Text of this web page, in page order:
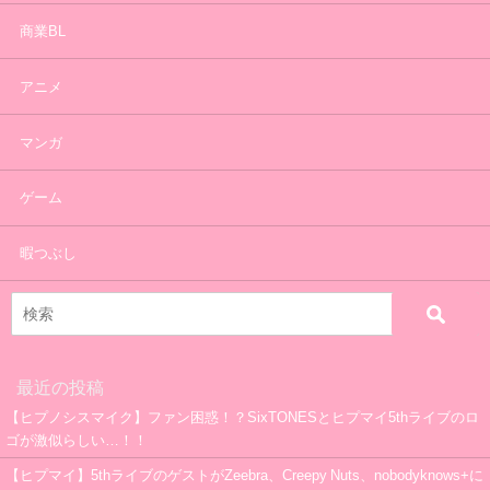
商業BL
アニメ
マンガ
ゲーム
暇つぶし
最近の投稿
【ヒプノシスマイク】ファン困惑！？SixTONESとヒプマイ5thライブのロ
ゴが激似らしい…！！
【ヒプマイ】5thライブのゲストがZeebra、Creepy Nuts、nobodyknows+に